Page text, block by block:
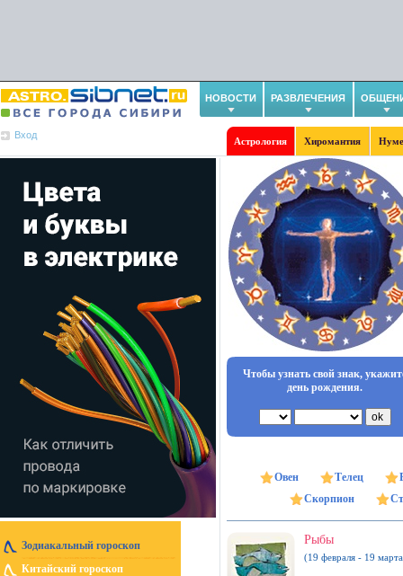
НОВОСТИ РАЗВЛЕЧЕНИЯ
Вход
Астрология Хиромантия
Зодиакальный гороскоп
Китайский гороскоп
Чтобы узнать свой знак,
день рождения.
Овен Телец
Скорпион
Рыбы
(19 февраля - 19